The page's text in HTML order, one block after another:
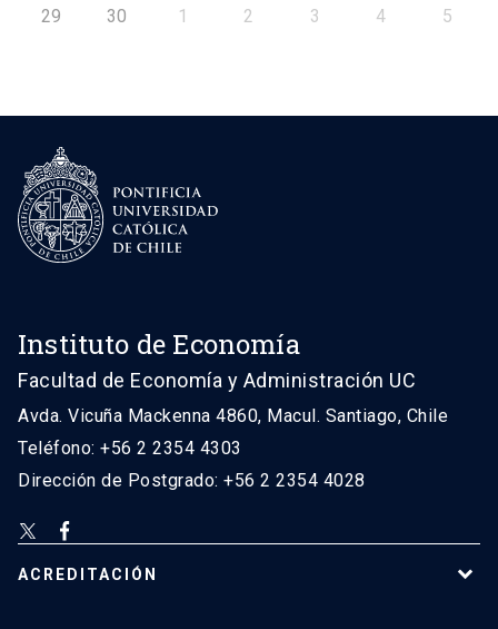
29 30 1 2 3 4 5
Instituto de Economía
Facultad de Economía y Administración UC
Avda. Vicuña Mackenna 4860, Macul. Santiago, Chile
Teléfono: +56 2 2354 4303
Dirección de Postgrado: +56 2 2354 4028
ACREDITACIÓN